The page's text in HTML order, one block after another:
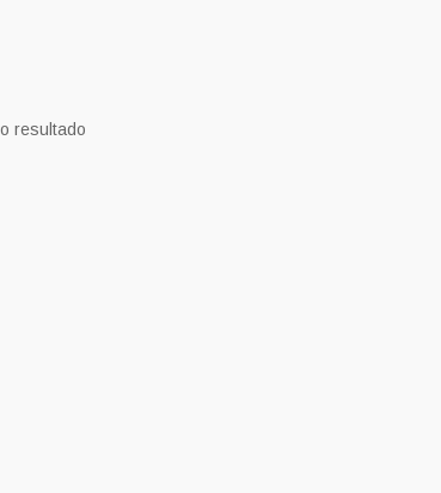
resultado